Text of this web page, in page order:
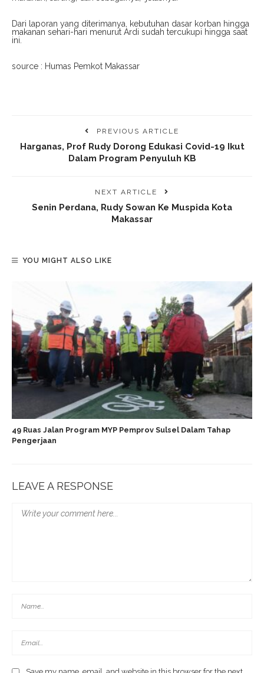
Dari laporan yang diterimanya, kebutuhan dasar korban hingga
makanan sehari-hari menurut Ardi sudah tercukupi hingga saat
ini.
source : Humas Pemkot Makassar
PREVIOUS ARTICLE
Harganas, Prof Rudy Dorong Edukasi Covid-19 Ikut
Dalam Program Penyuluh KB
NEXT ARTICLE
Senin Perdana, Rudy Sowan Ke Muspida Kota
Makassar
YOU MIGHT ALSO LIKE
49 Ruas Jalan Program MYP Pemprov Sulsel Dalam Tahap
Pengerjaan
LEAVE A RESPONSE